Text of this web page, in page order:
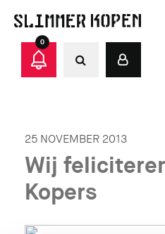
0
25 NOVEMBER 2013
Wij
Kopers